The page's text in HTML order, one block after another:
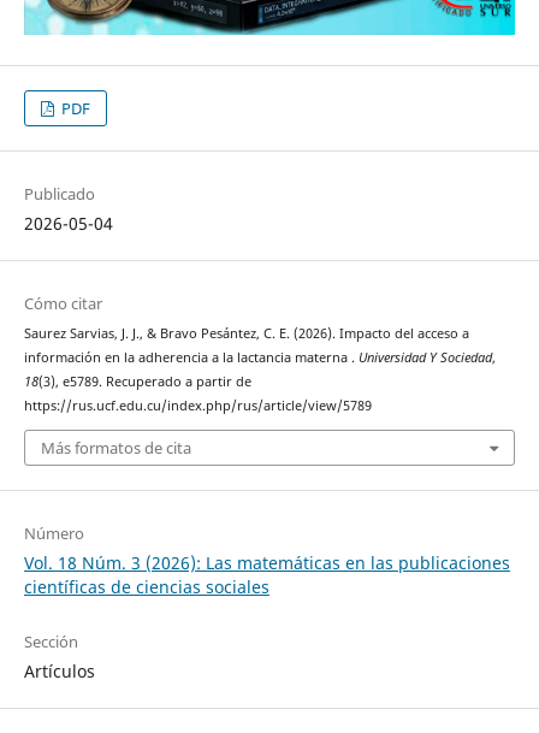
PDF
Publicado
2026-05-04
Cómo citar
Saurez Sarvias, J. J., & Bravo Pesántez, C. E. (2026). Impacto del acceso a
información en la adherencia a la lactancia materna . Universidad Y Sociedad,
18(3), e5789. Recuperado a partir de
https://rus.ucf.edu.cu/index.php/rus/article/view/5789
Más formatos de cita
Número
Vol. 18 Núm. 3 (2026): Las matemáticas en las publicaciones
científicas de ciencias sociales
Sección
Artículos